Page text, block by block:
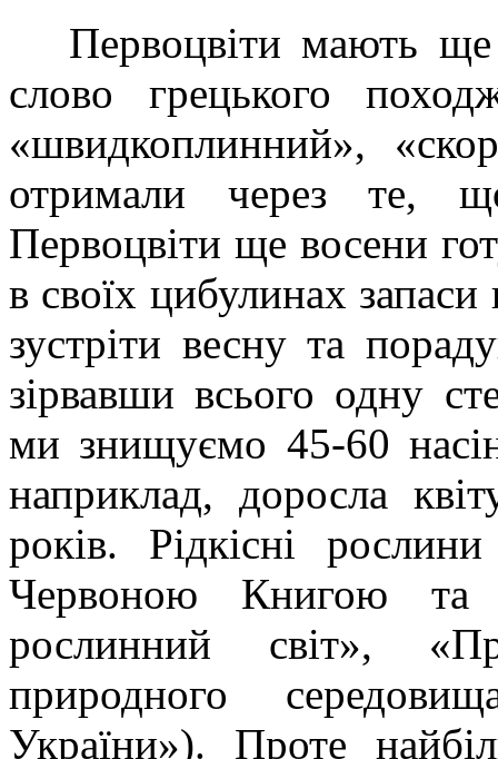
Первоцвіти мають ще
слово грецького
«швидкоплинний»,
отримали через те,
Первоцвіти ще восени
в своїх цибулинах
зустріти весну та
зірвавши всього одну
ми знищуємо 45-60
наприклад, доросла
років. Рідкісні
Червоною Книгою
рослинний світ»,
природного
України»). Проте